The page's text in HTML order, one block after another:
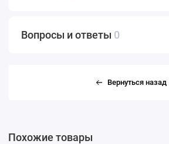
Вопросы и ответы 0
Вернуться назад
Похожие товары